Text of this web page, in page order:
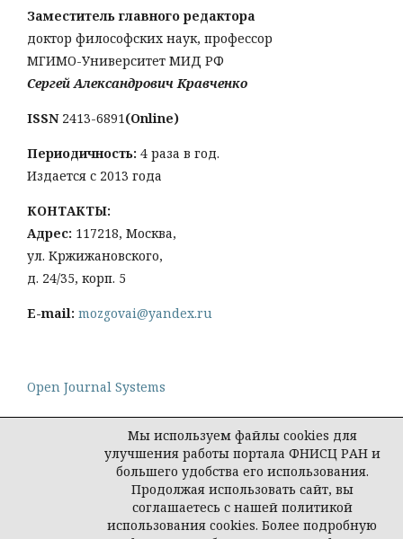
Заместитель главного редактора
доктор философских наук, профессор
МГИМО-Университет МИД РФ
Сергей Александрович Кравченко
ISSN 2413-6891(Online)
Периодичность: 4 раза в год.
Издается с 2013 года
КОНТАКТЫ:
Адрес: 117218, Москва,
ул. Кржижановского,
д. 24/35, корп. 5
E-mail: mozgovai@yandex.ru
Open Journal Systems
Политика конфиденциальности персональных
© Социологическая наука и социальная практика,
Мы используем файлы cookies для
улучшения работы портала ФНИСЦ РАН и
большего удобства его использования.
Продолжая использовать сайт, вы
соглашаетесь с нашей политикой
использования cookies. Более подробную